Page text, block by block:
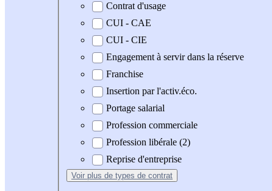
Contrat d'usage
CUI - CAE
CUI - CIE
Engagement à servir dans la réserve
Franchise
Insertion par l'activ.éco.
Portage salarial
Profession commerciale
Profession libérale (2)
Reprise d'entreprise
Voir plus de types de contrat